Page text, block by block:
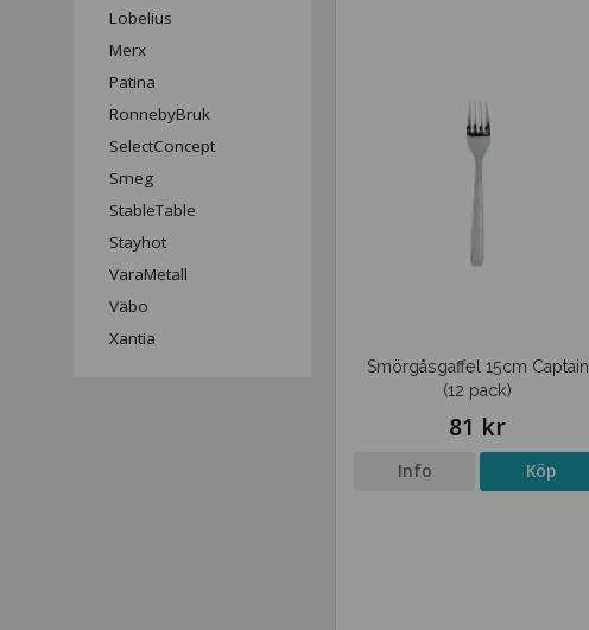
Lobelius
Merx
Patina
RonnebyBruk
SelectConcept
Smeg
StableTable
Stayhot
VaraMetall
Väbo
Xantia
Smörgåsgaffel 15cm Captain
(12 pack)
81 kr
Info Köp